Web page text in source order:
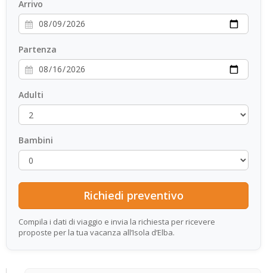
Arrivo
Partenza
Adulti
Bambini
Compila i dati di viaggio e invia la richiesta per ricevere
proposte per la tua vacanza all’Isola d’Elba.